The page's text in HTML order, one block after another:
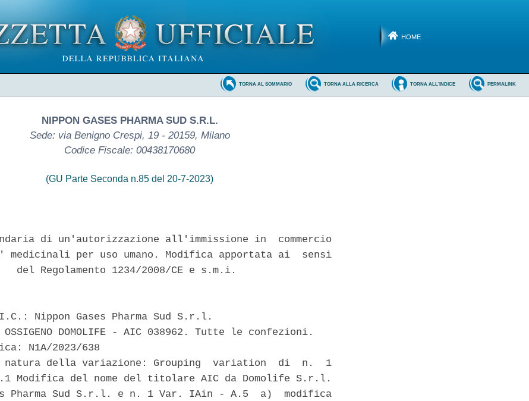
HOME
PERMALINK
TORNA ALL'INDICE
TORNA ALLA RICERCA
TORNA AL SOMMARIO
NIPPON GASES PHARMA SUD S.R.L.
Sede: via Benigno Crespi, 19 - 20159, Milano
Codice Fiscale: 00438170680
(GU Parte Seconda n.85 del 20-7-2023)
di un'autorizzazione all'immissione in  commercio
per uso umano. Modifica apportata ai  sensi
del Regolamento 1234/2008/CE e s.m.i.
Nippon Gases Pharma Sud S.r.l.
OSSIGENO DOMOLIFE - AIC 038962. Tutte le confezioni.
N1A/2023/638
natura della variazione: Grouping  variation  di  n.  1
Modifica del nome del titolare AIC da Domolife S.r.l.
Pharma Sud S.r.l. e n. 1 Var. IAin - A.5  a)  modifica